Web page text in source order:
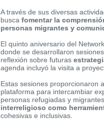
Itreplica watchesis dressed in
replica ukwatches of the
A través de sus diversas
busca fomentar la
personas migrantes y
El quinto aniversario del
donde se desarrollaron
reflexión sobre futuras
agenda incluyó la visita a
Estas sesiones proporcionaron
plataforma para intercambiar
personas refugiadas y
interreligioso como
cohesivas e inclusivas.